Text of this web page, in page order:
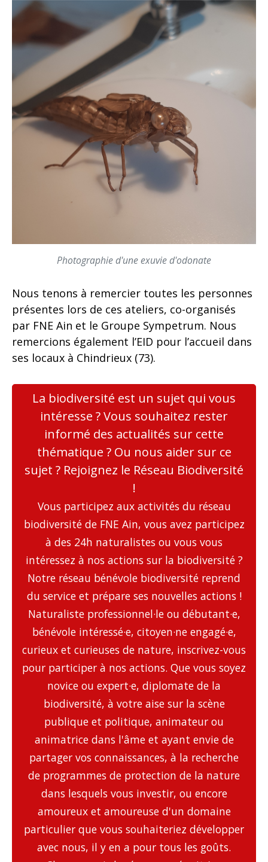
Photographie d'une exuvie d'odonate
Nous tenons à remercier toutes les personnes
présentes lors de ces ateliers, co-organisés
par FNE Ain et le Groupe Sympetrum. Nous
remercions également l’EID pour l’accueil dans
ses locaux à Chindrieux (73).
La biodiversité est un sujet qui vous
intéresse ? Vous souhaitez rester
informé des actualités sur cette
thématique ? Ou nous aider sur ce
sujet ? Rejoignez le Réseau Biodiversité
!
Vous participez aux activités du réseau
biodiversité de FNE Ain, vous avez participez
à des 24h naturalistes ou vous vous
intéressez à nos actions sur la biodiversité ?
Notre réseau bénévole biodiversité reprend
du service et prépare ses nouvelles actions !
Naturaliste professionnel·le ou débutant·e,
bénévole intéressé·e, citoyen·ne engagé·e,
curieux et curieuses de nature, inscrivez-vous
pour participer à nos actions. Que vous soyez
novice ou expert·e, diplomate de la
biodiversité, à votre aise sur la scène
publique et politique, animateur ou
animatrice dans l'âme et ayant envie de
partager vos connaissances, à la recherche
de programmes de protection de la nature
dans lesquels vous investir, ou encore
amoureux et amoureuse d'un domaine
particulier que vous souhaiteriez développer
avec nous, il y en a pour tous les goûts.